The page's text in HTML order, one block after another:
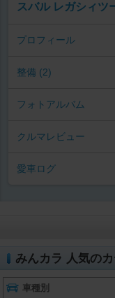
スバル レガシィツ
プロフィール
整備 (2)
フォトアルバム
クルマレビュー
愛車ログ
みんカラ 人気のカ
車種別